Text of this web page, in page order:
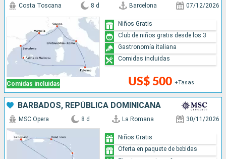
Comidas incluidas
Costa Toscana 8 d Barcelona 07/12/2026
US$ 500 +Tasas
Niños Gratis
Club de niños gratis desde los 3
Gastronomía italiana
Comidas incluidas
BARBADOS, REPÚBLICA DOMINICANA
MSC Opera 8 d La Romana 30/11/2026
Niños Gratis
Oferta en paquete de bebidas